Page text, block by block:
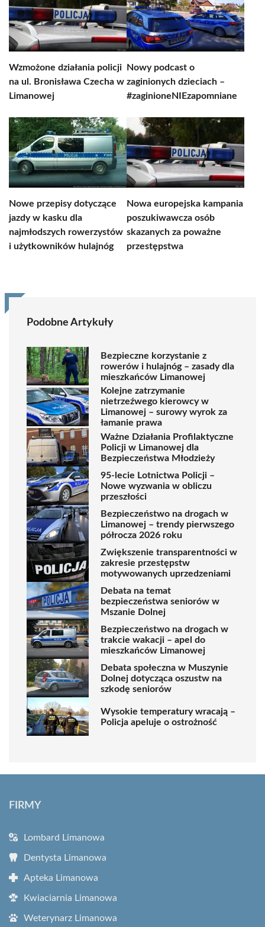
Wzmożone działania policji
na ul. Bronisława Czecha w
Limanowej
Nowy podcast o
zaginionych dzieciach –
#zaginioneNIEzapomniane
Nowe przepisy dotyczące
jazdy w kasku dla
najmłodszych rowerzystów
i użytkowników hulajnóg
Nowa europejska kampania
poszukiwawcza osób
skazanych za poważne
przestępstwa
Podobne Artykuły
Bezpieczne korzystanie z
rowerów i hulajnóg – zasady dla
mieszkańców Limanowej
Kolejne zatrzymanie
nietrzeźwego kierowcy w
Limanowej – surowy wyrok za
łamanie prawa
Ważne Działania Profilaktyczne
Policji w Limanowej dla
Bezpieczeństwa Młodzieży
95-lecie Lotnictwa Policji –
Nowe wyzwania w obliczu
przeszłości
Bezpieczeństwo na drogach w
Limanowej – trendy pierwszego
półrocza 2026 roku
Zwiększenie transparentności w
zakresie przestępstw
motywowanych uprzedzeniami
Debata na temat
bezpieczeństwa seniorów w
Mszanie Dolnej
Bezpieczeństwo na drogach w
trakcie wakacji – apel do
mieszkańców Limanowej
Debata społeczna w Muszynie
Dolnej dotycząca oszustw na
szkodę seniorów
Wysokie temperatury wracają –
Policja apeluje o ostrożność
FIRMY
Lombard Limanowa
Dentysta Limanowa
Apteka Limanowa
Kwiaciarnia Limanowa
Weterynarz Limanowa